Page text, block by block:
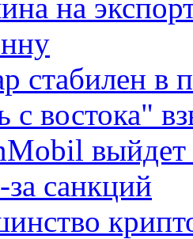
на
стабилен в
с востока"
выйдет
за санкций